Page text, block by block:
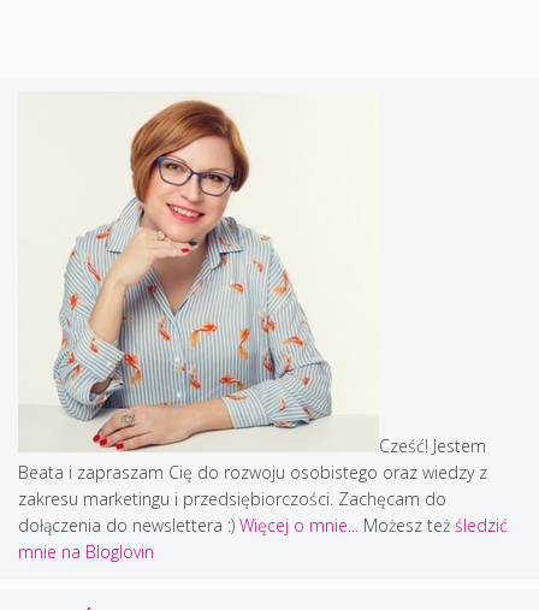
Cześć! Jestem
Beata i zapraszam Cię do rozwoju osobistego oraz wiedzy z
zakresu marketingu i przedsiębiorczości. Zachęcam do
dołączenia do newslettera :) Więcej o mnie... Możesz też śledzić
mnie na Bloglovin